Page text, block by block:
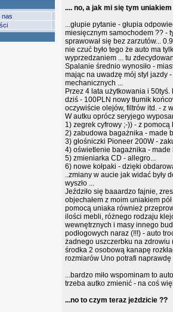
nas
.... no, a jak mi się tym uniakiem
...głupie pytanie - głupia
miesięcznym samochodem ?? -
sprawował się bez zarzutów...
nie czuć było tego że auto ma
wyprzedzaniem ... tu
Spalanie średnio wynosiło -
mając na uwadzę mój styl jazdy
mechanicznych ...
Przez 4 lata użytkowania i 50tyś.
dziś - 100PLN nowy tłumik
oczywiście olejów, filtrów itd. - z
W autku oprócz seryjego
1) zegrek cyfrowy ;-)) - z
2) zabudowa bagażnika - made
3) głośniczki Pioneer 200W -
4) oświetlenie bagażnika - made
5) zmieniarka CD - allegro...
6) nowe kołpaki - dzięki
..zmiany w aucie jak widać były
wyszło ...
Jeździło się baaardzo fajnie,
objechałem z moim uniakiem
pomocą uniaka również
ilości mebli, różnego rodzaju
wewnętrznych i masy innego
podłogowych naraz (!!!) - auto
żadnego uszczerbku na zdrowiu
środka 2 osobową kanapę
rozmiarów Uno potrafi naprawdę
...bardzo miło wspominam to
trzeba autko zmienić - na coś
...no to czym teraz jeżdzicie ??